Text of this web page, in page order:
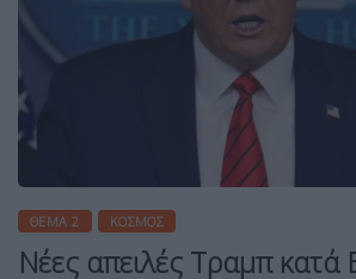
ΘΈΜΑ 2 ΚΌΣΜΟΣ
Νέες απειλές Τραμπ κατά